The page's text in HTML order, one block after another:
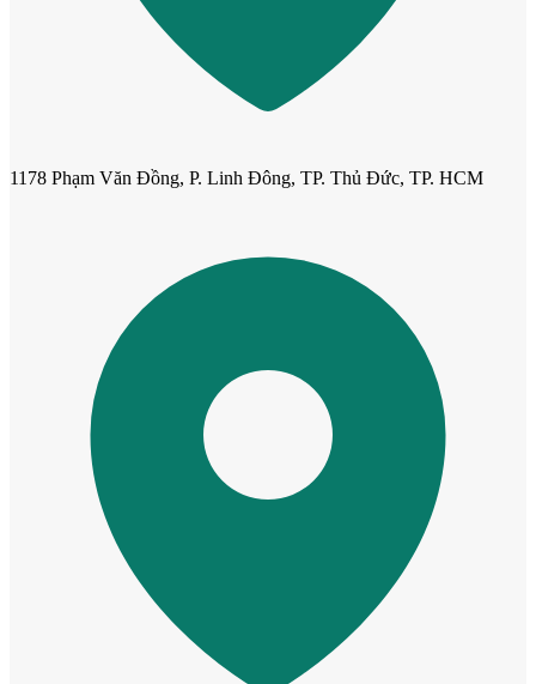
Cửa Nhựa Hàn Quốc
1178 Phạm Văn Đồng, P. Linh Đông, TP. Thủ Đức, TP. HCM